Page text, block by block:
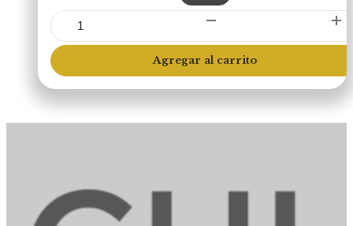
Falda
(Libre
Pastoreo)
cantidad
Agregar al carrito